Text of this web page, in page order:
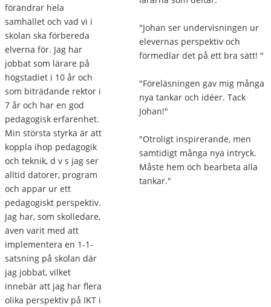
förändrar hela
samhället och vad vi i
skolan ska förbereda
elverna för. Jag har
jobbat som lärare på
högstadiet i 10 år och
som biträdande rektor i
7 år och har en god
pedagogisk erfarenhet.
Min största styrka är att
koppla ihop pedagogik
och teknik, d v s jag ser
alltid datorer, program
och appar ur ett
pedagogiskt perspektiv.
Jag har, som skolledare,
även varit med att
implementera en 1-1-
satsning på skolan där
jag jobbat, vilket
innebär att jag har flera
olika perspektiv på IKT i
"Johan ser undervisningen ur
elevernas perspektiv och
förmedlar det på ett bra sätt! "
"Föreläsningen gav mig många
nya tankar och idéer. Tack
Johan!"
"Otroligt inspirerande, men
samtidigt många nya intryck.
Måste hem och bearbeta alla
tankar."